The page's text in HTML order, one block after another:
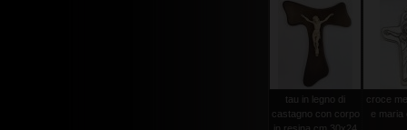
tau in legno di
castagno con corpo
croce
e maria